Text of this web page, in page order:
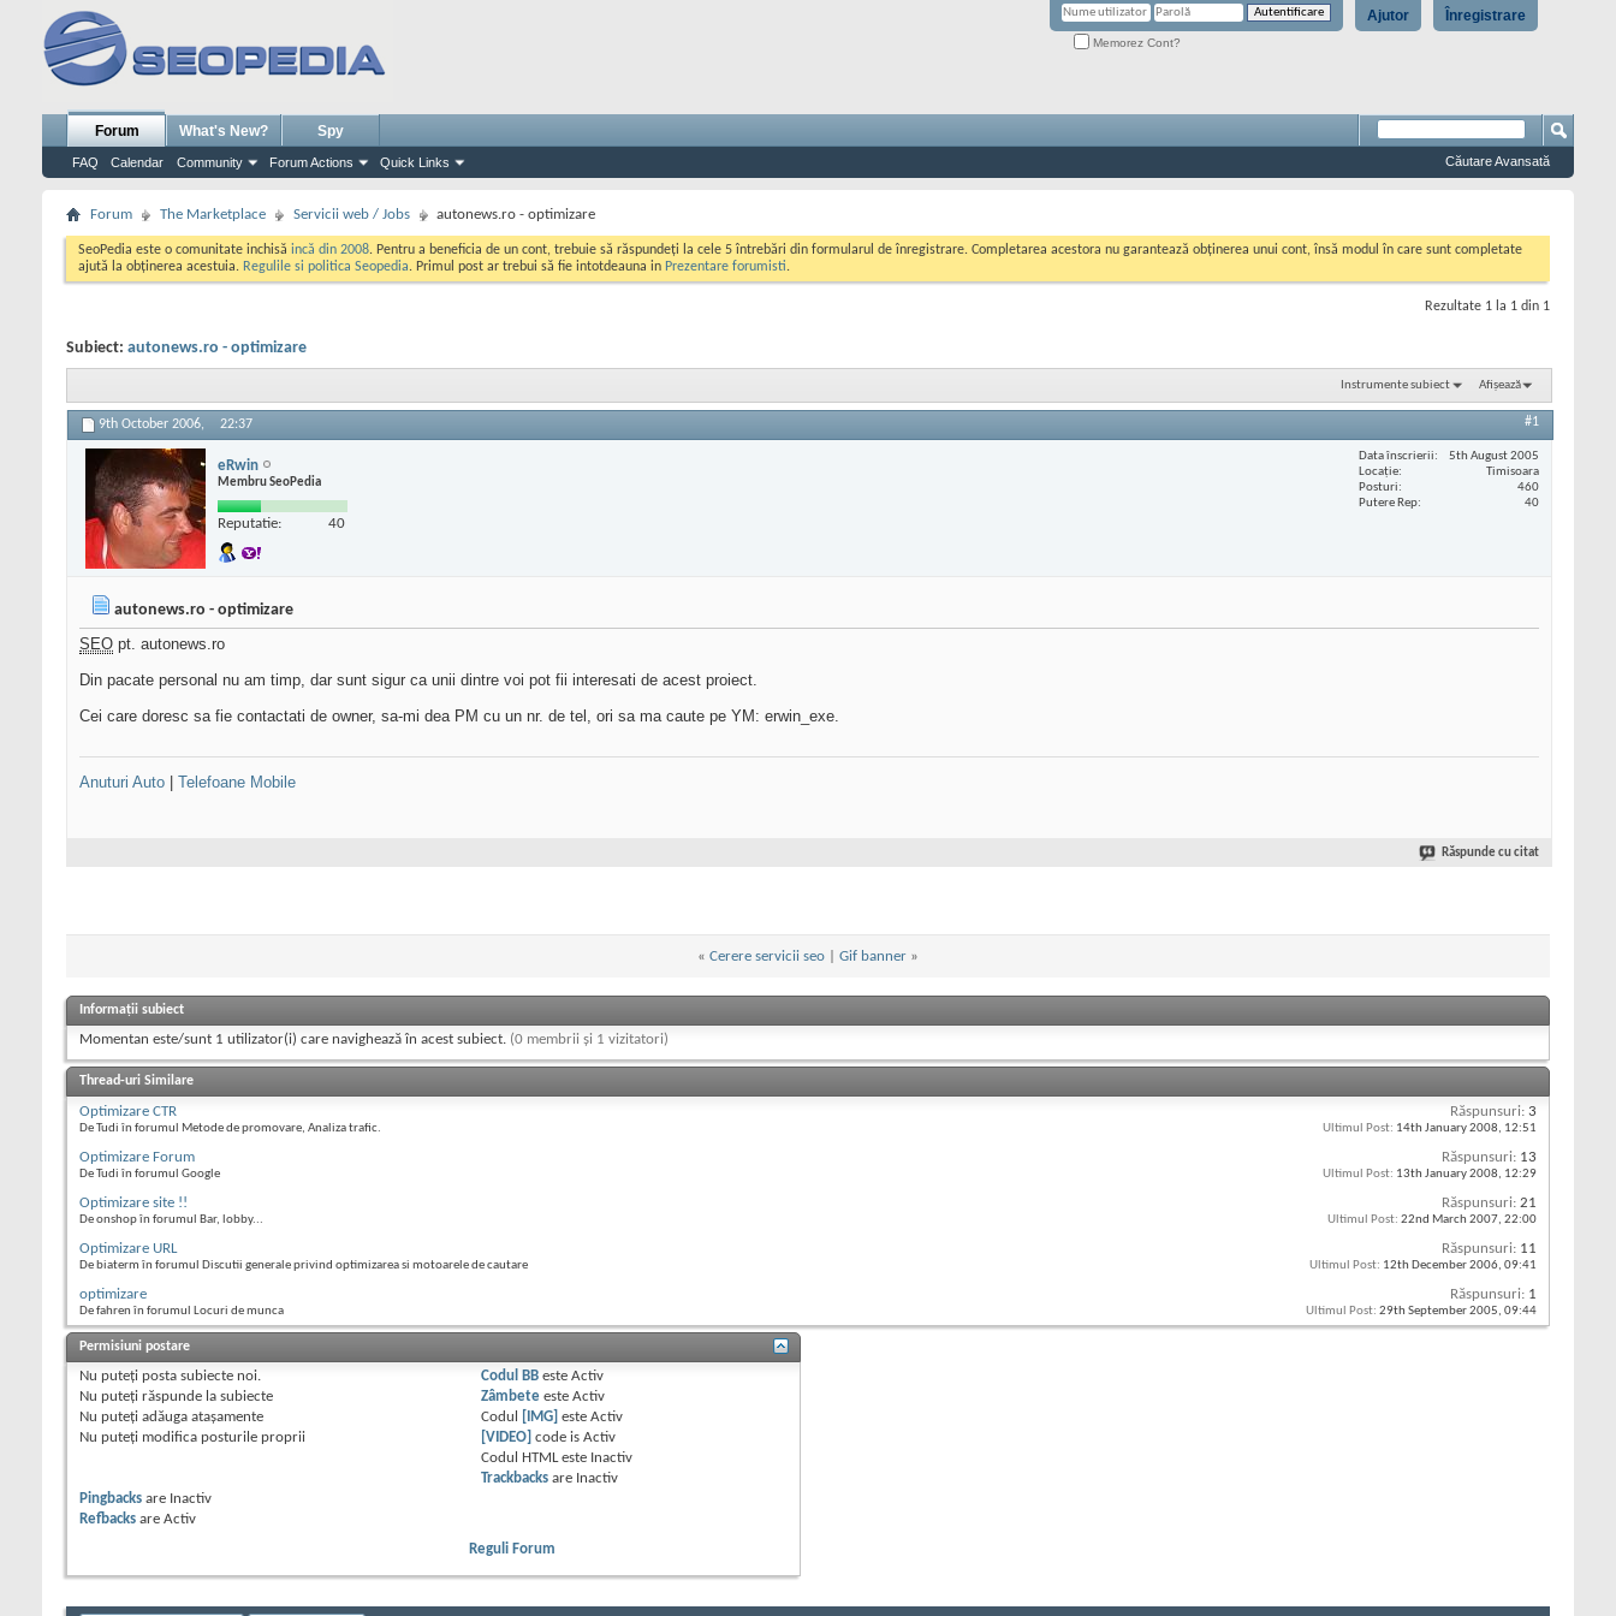
Înregistrare
Ajutor
Memorez Cont?
Forum
FAQ Calendar Community Forum Actions Quick Links
What's New? Spy
Căutare Avansată
Forum The Marketplace Servicii web / Jobs autonews.ro - optimizare
SeoPedia este o comunitate inchisă incă din 2008. Pentru a beneficia de un cont, trebuie să răspundeți la cele 5 întrebări din formularul de înregistrare. Completarea acestora nu garantează obținerea unui cont, însă modul în care sunt completate
ajută la obținerea acestuia. Regulile si politica Seopedia. Primul post ar trebui să fie intotdeauna in Prezentare forumisti.
Rezultate 1 la 1 din 1
Subiect: autonews.ro - optimizare
Instrumente subiect Afișează
9th October 2006, 22:37 #1
eRwin
Membru SeoPedia
Reputatie: 40
Data înscrierii
5th August 2005
Locaţie
Timisoara
Posturi
460
Putere Rep
40
autonews.ro - optimizare
SEO pt. autonews.ro
Din pacate personal nu am timp, dar sunt sigur ca unii dintre voi pot fii interesati de acest proiect.
Cei care doresc sa fie contactati de owner, sa-mi dea PM cu un nr. de tel, ori sa ma caute pe YM: erwin_exe.
Anuturi Auto Telefoane Mobile
Răspunde cu citat
« Cerere servicii seo Gif banner »
Informații subiect
Momentan este/sunt 1 utilizator(i) care navighează în acest subiect. (0 membrii și 1 vizitatori)
Thread-uri Similare
Optimizare CTR
De Tudi în forumul Metode de promovare, Analiza trafic.
Răspunsuri: 3
Ultimul Post: 14th January 2008, 12:51
Optimizare Forum
De Tudi în forumul Google
Răspunsuri: 13
Ultimul Post: 13th January 2008, 12:29
Optimizare site !!
De onshop în forumul Bar, lobby...
Răspunsuri: 21
Ultimul Post: 22nd March 2007, 22:00
Optimizare URL
De biaterm în forumul Discutii generale privind optimizarea si motoarele de cautare
Răspunsuri: 11
Ultimul Post: 12th December 2006, 09:41
optimizare
De fahren în forumul Locuri de munca
Răspunsuri: 1
Ultimul Post: 29th September 2005, 09:44
Permisiuni postare
Nu puteţi posta subiecte noi.
Nu puteţi răspunde la subiecte
Nu puteţi adăuga ataşamente
Nu puteţi modifica posturile proprii
Codul BB esteActiv
Zâmbete esteActiv
Codul
[IMG] esteActiv
[VIDEO] code isActiv
Codul HTML este Inactiv
Trackbacks are Inactiv
Pingbacks are Inactiv
Refbacks are Activ
Reguli Forum